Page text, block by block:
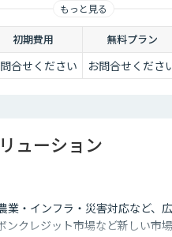
もっと見る
初期費用 無料プラン
合せください お問合せくださ
ューション
業・インフラ・災害対応など、
ンクレジット市場など新しい市